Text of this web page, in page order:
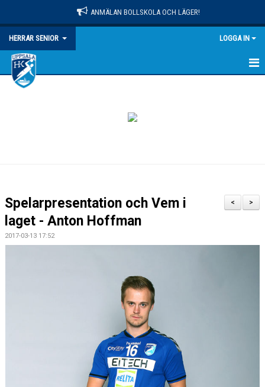
ANMÄLAN BOLLSKOLA OCH LÄGER!
HERRAR SENIOR LOGGA IN
HEM
BILDGALLERI
DOKUMENT
>
<
Spelarpresentation och Vem i
laget - Anton Hoffman
2017-03-13 17:52